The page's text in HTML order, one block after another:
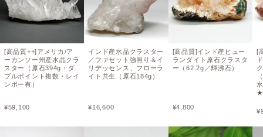
[高品質++]アメリカ/ア
ーカンソー州産水晶クラ
スター（原石394g・ダ
ブルポイント複数・レイ
ンボー有）
¥59,100
インド産水晶クラスター
／ファセット強照り＆イ
リデッセンス、フローラ
イト共生（原石184g）
¥16,600
[高品質]インド産ヒュー
ランダイト原石クラスタ
ー（62.2g／輝沸石）
¥4,800
[
★
¥